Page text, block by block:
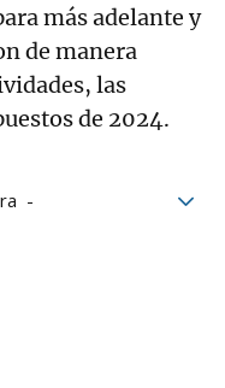
más adelante y
de manera
las
de 2024.